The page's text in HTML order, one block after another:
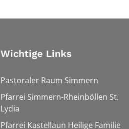
Wichtige Links
Pastoraler Raum Simmern
Pfarrei Simmern-Rheinböllen St.
Lydia
Pfarrei Kastellaun Heilige Familie